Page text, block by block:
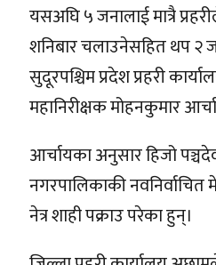
यसअघि ५ जनालाई मात्रै
शनिबार चलाउनेसहित थप २
सुदूरपश्चिम प्रदेश प्रहरी
महानिरीक्षक मोहनकुमार
आर्चायका अनुसार हिजो
नगरपालिकाकी
नेत्र शाही पक्राउ परेका हुन्।